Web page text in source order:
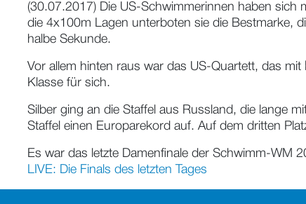
(30.07.2017) Die US-Schwimmerinnen haben
die 4x100m Lagen unterboten sie die Bestmarke,
halbe Sekunde.
Vor allem hinten raus war das US-Quartett, das mit
Klasse für sich.
Silber ging an die Staffel aus Russland, die lange
Staffel einen Europarekord auf. Auf dem dritten
Es war das letzte Damenfinale der Schwimm-WM
LIVE: Die Finals des letzten Tages